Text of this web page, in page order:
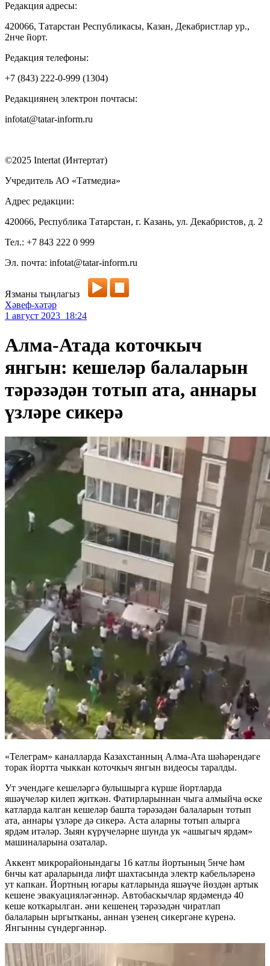
Редакция адресы:
420066, Татарстан Республикасы, Казан, Декабристлар ур.,
2нче йорт.
Редакция телефоны:
+7 (843) 222-0-999 (1304)
Редакциянең электрон почтасы:
infotat@tatar-inform.ru
©2025 Intertat (Интертат)
Учредитель АО «Татмедиа»
Адрес редакции:
420066, Республика Татарстан, г. Казань, ул. Декабристов, д. 2
Тел.: +7 843 222 0 999
Эл. почта: infotat@tatar-inform.ru
Язманы тыңлагыз
Хәвеф-хәтәр
1 август 2023 18:24
Алма-Атада коточкыч
янгын: кешеләр балаларын
тәрәзәдән тотып ата, аннары
үзләре сикерә
«Телеграм» каналларда Казахстанның Алма-Ата шәһәрендәге
торак йортта чыккан коточкыч янгын видеосы таралды.
Ут эчендәге кешеләргә булышырга күрше йортларда
яшәүчеләр килеп җиткән. Фатирларыннан чыга алмыйча өске
катларда калган кешеләр башта тәрәзәдән балаларын тотып
ата, аннары үзләре дә сикерә. Аста аларны тотып алырга
ярдәм итәләр. Зыян күрүчеләрне шунда ук «ашыгыч ярдәм»
машиналарына озаталар.
Аккент микрорайонындагы 16 катлы йортының 5нче һәм
6нчы кат араларында лифт шахтасында электр кабельләренә
ут капкан. Йортның югары катларында яшәүче йөздән артык
кешене эвакуацияләгәннәр. Автобаскычлар ярдәмендә 40
кеше коткарылган. әни кешенең тәрәзәдән чиратлап
балаларын ыргытканы, аннан үзенең сикергәне күренә.
Янгынны сүндергәннәр.